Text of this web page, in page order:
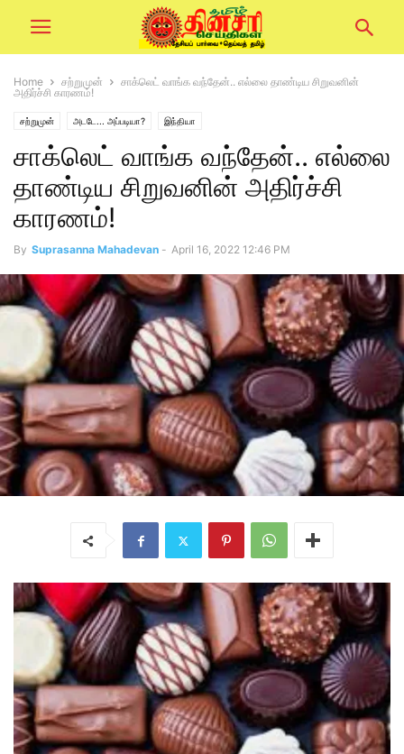
Home சற்றுமுன்
சாக்லெட் வாங்க வந்தேன்.. எல்லை தாண்டிய சிறுவனின்
அதிர்ச்சி காரணம்!
சற்றுமுன் அடடே... அப்படியா? இந்தியா
சாக்லெட் வாங்க வந்தேன்.. எல்லை
தாண்டிய சிறுவனின் அதிர்ச்சி
காரணம்!
By Suprasanna Mahadevan - April 16, 2022 12:46 PM